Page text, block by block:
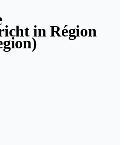
in Région